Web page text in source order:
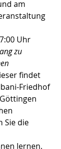
am
Uhr
zu
findet
Friedhof
Sie die
lernen.